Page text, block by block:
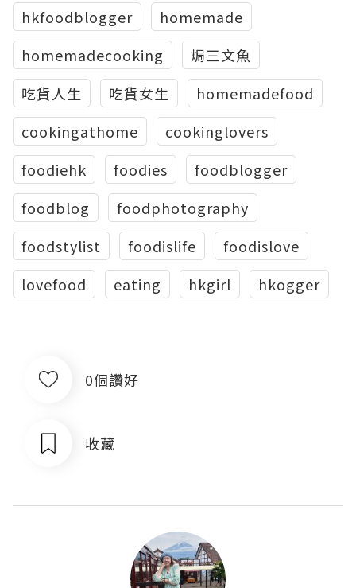
hkfoodblogger
homemade
homemadecooking
焗三文魚
吃貨人生
吃貨女生
homemadefood
cookingathome
cookinglovers
foodiehk
foodies
foodblogger
foodblog
foodphotography
foodstylist
foodislife
foodislove
lovefood
eating hkgirl hkogger
0個讚好
收藏